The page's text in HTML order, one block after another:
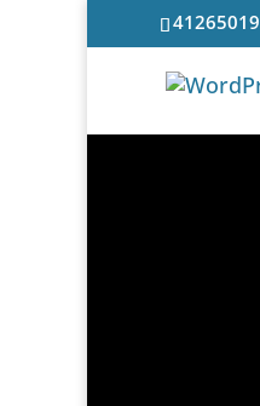
41265019